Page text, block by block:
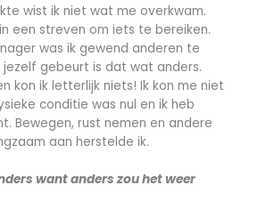
wist ik niet wat me overkwam.
een streven om iets te bereiken.
was ik gewend anderen te
gebeurt is dat wat anders.
kon ik letterlijk niets! Ik kon me niet
conditie was nul en ik heb
Bewegen, rust nemen en andere
aan herstelde ik.
want anders zou het weer